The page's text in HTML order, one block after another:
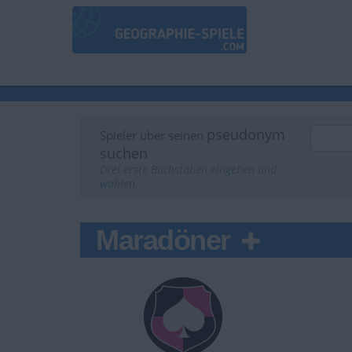
Spieler über seinen pseudonym
suchen
Maradöner